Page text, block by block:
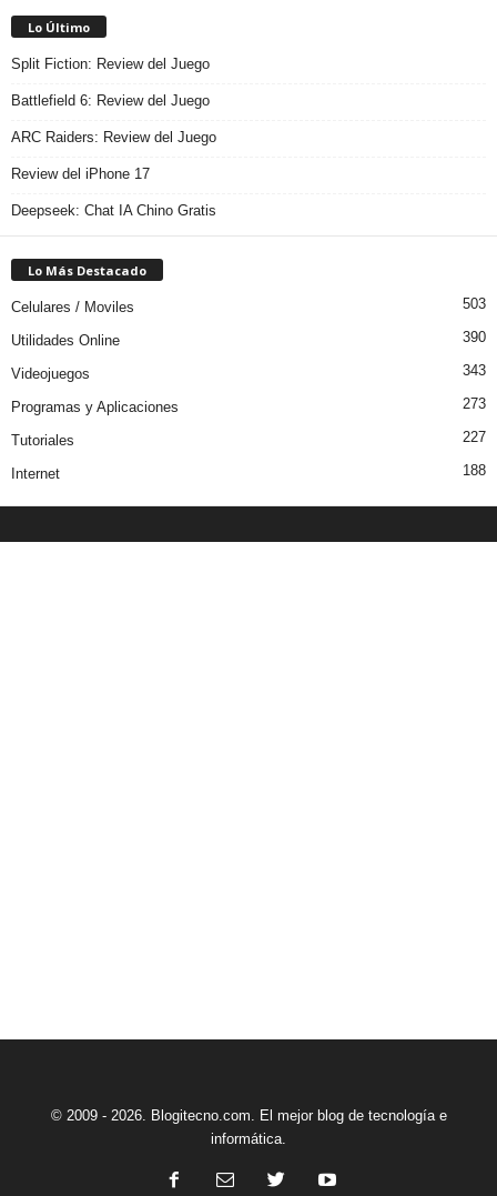
Lo Último
Split Fiction: Review del Juego
Battlefield 6: Review del Juego
ARC Raiders: Review del Juego
Review del iPhone 17
Deepseek: Chat IA Chino Gratis
Lo Más Destacado
Celulares / Moviles 503
Utilidades Online 390
Videojuegos 343
Programas y Aplicaciones 273
Tutoriales 227
Internet 188
© 2009 - 2026. Blogitecno.com. El mejor blog de tecnología e
informática.